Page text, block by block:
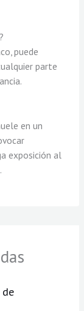
puede
parte
en un
exposición al